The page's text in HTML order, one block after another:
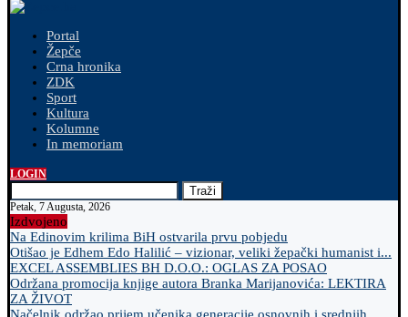
Portal
Žepče
Crna hronika
ZDK
Sport
Kultura
Kolumne
In memoriam
LOGIN
Traži
Petak, 7 Augusta, 2026
Izdvojeno
Na Edinovim krilima BiH ostvarila prvu pobjedu
Otišao je Edhem Edo Halilić – vizionar, veliki žepački humanist i...
EXCEL ASSEMBLIES BH D.O.O.: OGLAS ZA POSAO
Održana promocija knjige autora Branka Marijanovića: LEKTIRA
ZA ŽIVOT